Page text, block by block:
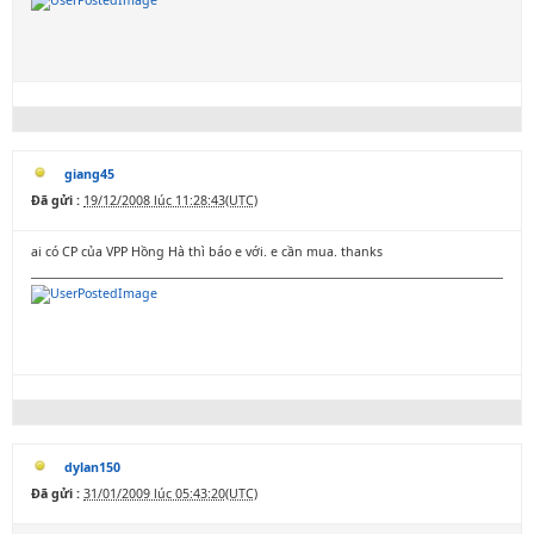
giang45
Đã gửi : 19/12/2008 lúc 11:28:43(UTC)
ai có CP của VPP Hồng Hà thì báo e với. e cần mua. thanks
dylan150
Đã gửi : 31/01/2009 lúc 05:43:20(UTC)